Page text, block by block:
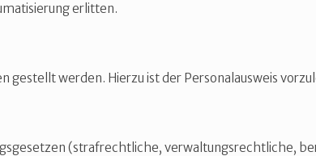
erlitten.
gestellt werden. Hierzu ist der Personalausweis
(strafrechtliche, verwaltungsrechtliche,